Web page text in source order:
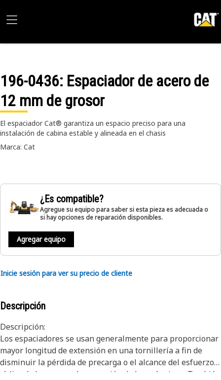
196-0436: Espaciador de acero de
12 mm de grosor
El espaciador Cat® garantiza un espacio preciso para una
instalación de cabina estable y alineada en el chasis
Marca: Cat
¿Es compatible?
Agregue su equipo para saber si esta pieza es adecuada o
si hay opciones de reparación disponibles.
Agregar equipo
Inicie sesión para ver su precio de cliente
Descripción
Descripción:
Los espaciadores se usan generalmente para proporcionar
mayor longitud de extensión en una tornillería a fin de
disminuir la pérdida de precarga o el alcance del esfuerzo
cíclico de las cargas de operación de las máquinas. También